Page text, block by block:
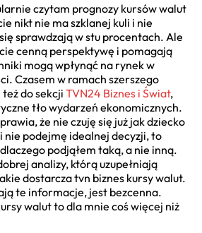
czytam prognozy kursów walut
nikt nie ma szklanej kuli i nie
sprawdzają w stu procentach. Ale
cenną perspektywę i pomagają
mogą wpłynąć na rynek w
Czasem w ramach szerszego
do sekcji TVN24 Biznes i Świat,
tło wydarzeń ekonomicznych.
że nie czuję się już jak dziecko
nie podejmę idealnej decyzji, to
podjąłem taką, a nie inną.
analizy, którą uzupełniają
dostarcza tvn biznes kursy walut.
te informacje, jest bezcenna.
walut to dla mnie coś więcej niż